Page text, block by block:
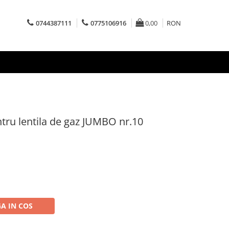
0744387111 0775106916 0,00 RON
lentila de gaz JUMBO nr.10
IN COS